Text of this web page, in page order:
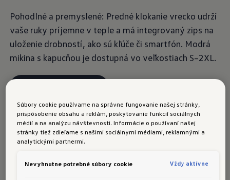
Pohodlné a premyslené: Predné klokanie vrecko udrží
vaše ruky príjemne v teple a má integrovaný zips na
uloženie drobností, ako sú kľúče či smartfón. Modrá
mikina s kapucňou je dostupná vo veľkostiach S–2XL.
Dámska mikina s kapucňou
Súbory cookie používame na správne fungovanie našej stránky,
prispôsobenie obsahu a reklám, poskytovanie funkcií sociálnych
médií a na analýzu návštevnosti. Informácie o používaní našej
stránky tiež zdieľame s našimi sociálnymi médiami, reklamnými a
analytickými partnermi.
Nevyhnutne potrebné súbory cookie Vždy aktívne